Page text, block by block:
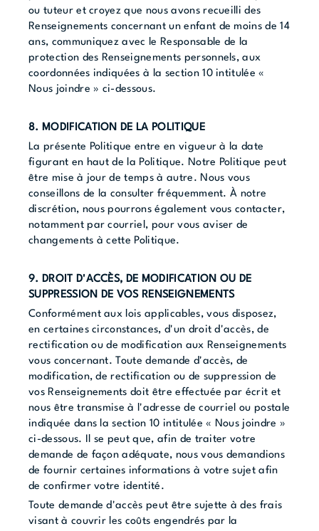
ou tuteur et croyez que nous avons recueilli des
Renseignements concernant un enfant de moins de 14
ans, communiquez avec le Responsable de la
protection des Renseignements personnels, aux
coordonnées indiquées à la section 10 intitulée «
Nous joindre » ci-dessous.
8. MODIFICATION DE LA POLITIQUE
La présente Politique entre en vigueur à la date
figurant en haut de la Politique. Notre Politique peut
être mise à jour de temps à autre. Nous vous
conseillons de la consulter fréquemment. À notre
discrétion, nous pourrons également vous contacter,
notamment par courriel, pour vous aviser de
changements à cette Politique.
9. DROIT D'ACCÈS, DE MODIFICATION OU DE
SUPPRESSION DE VOS RENSEIGNEMENTS
Conformément aux lois applicables, vous disposez,
en certaines circonstances, d'un droit d'accès, de
rectification ou de modification aux Renseignements
vous concernant. Toute demande d'accès, de
modification, de rectification ou de suppression de
vos Renseignements doit être effectuée par écrit et
nous être transmise à l'adresse de courriel ou postale
indiquée dans la section 10 intitulée « Nous joindre »
ci-dessous. Il se peut que, afin de traiter votre
demande de façon adéquate, nous vous demandions
de fournir certaines informations à votre sujet afin
de confirmer votre identité.
Toute demande d'accès peut être sujette à des frais
visant à couvrir les coûts engendrés par la